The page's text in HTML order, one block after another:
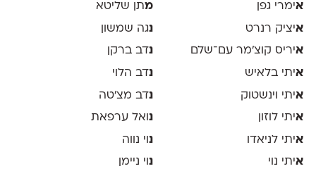
אימרי גפן
איציק רנרט
איריס קוצ׳מר עם־שלם
איתי בלאיש
איתי וינשטוק
איתי לוזון
איתי לניאדו
איתי נוי
מתן שליטא
נגה שמשון
נדב ברקן
נדב הלוי
נדב מצ׳טה
נ ואל ערפאת
נ וי נווה
נוי ניימן